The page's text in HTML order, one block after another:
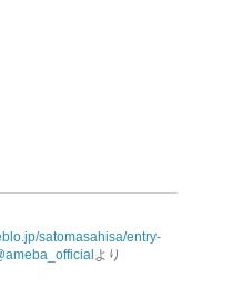
satomasahisa/entry-
より